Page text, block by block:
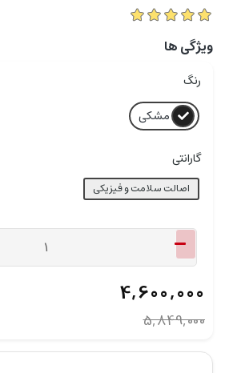
ویژگی ها
رنگ
مشکی
گارانتی
اصالت سلامت و فیزیکی
5,849,000
4,600,000